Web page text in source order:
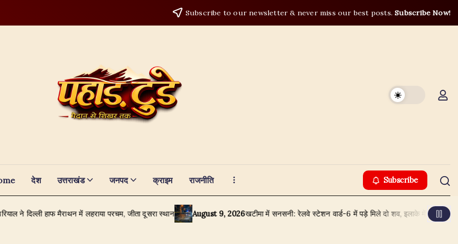
Subscribe to our newsletter & never miss our best posts.Subscribe Now!
देश उत्तराखंड जनपद क्राइम राजनीति Subscribe
में लहराया परचम, जीता दूसरा स्थान August 9, 2026खटीमा में सनसनी: रेलवे स्टेशन वार्ड-6 में पड़े मिले दो शव, इलाके में दहशत, पुलिस और FSL